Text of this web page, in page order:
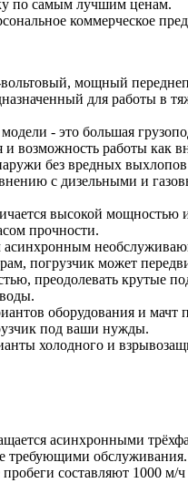
по самым лучшим ценам.
коммерческое
мощный
для работы в
- это большая
и возможность работы как
без вредных
с дизельными и
высокой мощностью
прочности.
асинхронным
погрузчик может
преодолевать крутые
оборудования и мачт
под ваши нужды.
холодного и
асинхронными
требующими обслуживания.
составляют 1000 м/